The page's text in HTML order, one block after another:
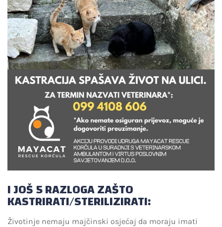
I JOŠ 5 RAZLOGA ZAŠTO
KASTRIRATI/STERILIZIRATI:
Životinje nemaju majčinski osjećaj da moraju imati